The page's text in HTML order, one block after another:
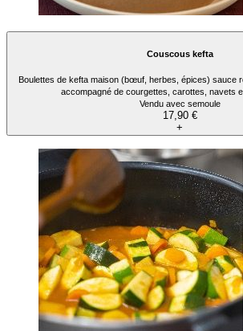
Couscous kefta
Boulettes de kefta maison (bœuf, herbes, épices) sauce rouge
accompagné de courgettes, carottes, navets
Vendu avec semoule
17,90 €
+